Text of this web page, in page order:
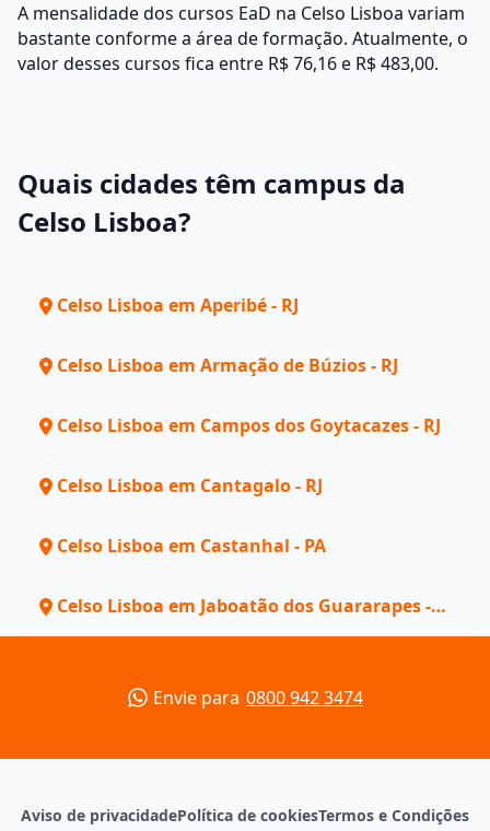
A mensalidade dos cursos EaD na Celso Lisboa variam
bastante conforme a área de formação. Atualmente, o
valor desses cursos fica entre R$ 76,16 e R$ 483,00.
Quais cidades têm campus da
Celso Lisboa?
Celso Lisboa em Aperibé - RJ
Celso Lisboa em Armação de Búzios - RJ
Celso Lisboa em Campos dos Goytacazes - RJ
Celso Lisboa em Cantagalo - RJ
Celso Lisboa em Castanhal - PA
Celso Lisboa em Jaboatão dos Guararapes -
PE
Envie para 0800 942 3474
Aviso de privacidadePolítica de cookiesTermos e Condições